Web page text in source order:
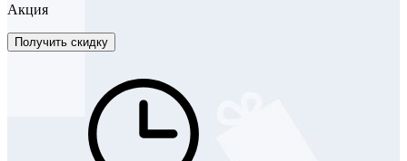
Акция
Получить скидку